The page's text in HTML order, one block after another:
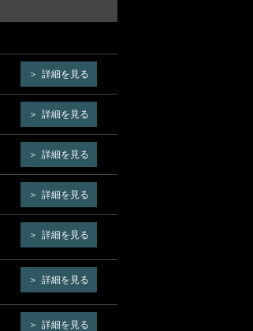
詳細を見る
詳細を見る
詳細を見る
詳細を見る
詳細を見る
詳細を見る
詳細を見る